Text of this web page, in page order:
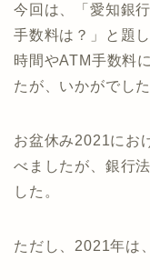
今回は、「愛知銀
手数料は？」と題
時間やATM手数料
たが、いかがでし
お盆休み2021にお
べましたが、銀行
した。
ただし、2021年は